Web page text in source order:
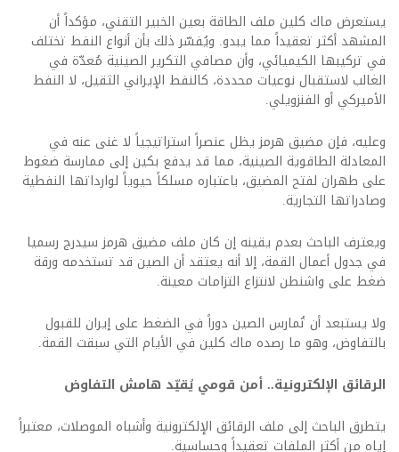
يستعرض ماك كلين ملف الطاقة بعين الخبير التقني، مؤكداً أن
المشهد أكثر تعقيداً مما يبدو. ويُفسّر ذلك بأن أنواع النفط تختلف
في تركيبها الكيميائي، وأن مصافي التكرير الصينية مُعدّة في
الغالب لاستقبال نوعيات محددة، كالنفط الإيراني الثقيل، لا النفط
الأميركي أو الفنزويلي.
وعليه، فإن مضيق هرمز يظل عنصراً استراتيجياً لا غنى عنه في
المعادلة الطاقوية الصينية، مما قد يدفع بكين إلى ممارسة ضغوط
على طهران لفتح المضيق، باعتباره مسلكاً حيوياً لوارداتها النفطية
وصادراتها التجارية.
ويعترف الباحث بعدم يقينه إن كان ملف مضيق هرمز سيدرج رسميا
في جدول أعمال القمة، إلا أنه يعتقد أن الصين قد تستخدمه ورقة
ضغط على واشنطن لانتزاع التزامات معينة.
ولا يستبعد أن تُمارس الصين دوراً في الضغط على إيران للقبول
بالتفاوض، وهو ما رصده ماك كلين في الأيام التي سبقت القمة.
الرقائق الإلكترونية.. أمن قومي يُقيّد هامش التفاوض
يتطرق الباحث إلى ملف الرقائق الإلكترونية وأشباه الموصلات، معتبراً
إياه من أكثر الملفات تعقيداً وحساسية.